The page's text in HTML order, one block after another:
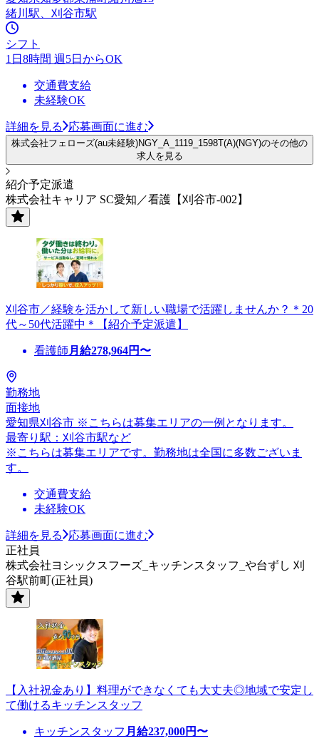
緒川駅、刈谷市駅
シフト
1日8時間 週5日からOK
交通費支給
未経験OK
詳細を見る 応募画面に進む
株式会社フェローズ(au未経験)NGY_A_1119_1598T(A)(NGY)のその他の
求人を見る
紹介予定派遣
株式会社キャリア SC愛知／看護【刈谷市-002】
刈谷市／経験を活かして新しい職場で活躍しませんか？＊20
代～50代活躍中＊【紹介予定派遣】
看護師 月給278,964円〜
勤務地
面接地
愛知県刈谷市 ※こちらは募集エリアの一例となります。
最寄り駅：刈谷市駅など
※こちらは募集エリアです。勤務地は全国に多数ございま
す。
交通費支給
未経験OK
詳細を見る
応募画面に進む
正社員
株式会社ヨシックスフーズ_キッチンスタッフ_や台ずし 刈
谷駅前町(正社員)
【入社祝金あり】料理ができなくても大丈夫◎地域で安定し
て働けるキッチンスタッフ
キッチンスタッフ 月給237,000円〜